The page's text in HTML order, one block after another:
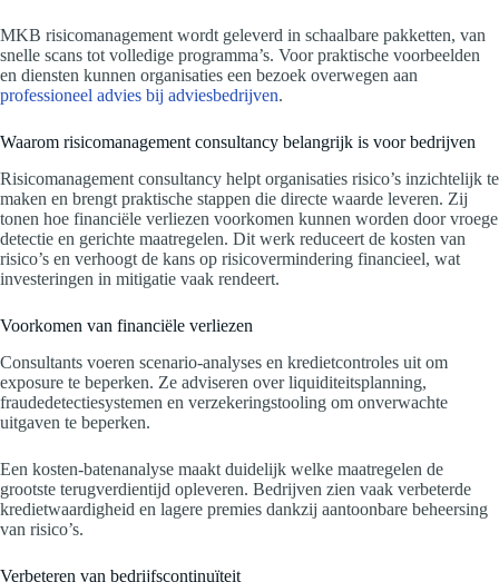
MKB risicomanagement wordt geleverd in schaalbare pakketten, van
snelle scans tot volledige programma’s. Voor praktische voorbeelden
en diensten kunnen organisaties een bezoek overwegen aan
professioneel advies bij adviesbedrijven.
Waarom risicomanagement consultancy belangrijk is voor bedrijven
Risicomanagement consultancy helpt organisaties risico’s inzichtelijk te
maken en brengt praktische stappen die directe waarde leveren. Zij
tonen hoe financiële verliezen voorkomen kunnen worden door vroege
detectie en gerichte maatregelen. Dit werk reduceert de kosten van
risico’s en verhoogt de kans op risicovermindering financieel, wat
investeringen in mitigatie vaak rendeert.
Voorkomen van financiële verliezen
Consultants voeren scenario-analyses en kredietcontroles uit om
exposure te beperken. Ze adviseren over liquiditeitsplanning,
fraudedetectiesystemen en verzekeringstooling om onverwachte
uitgaven te beperken.
Een kosten-batenanalyse maakt duidelijk welke maatregelen de
grootste terugverdientijd opleveren. Bedrijven zien vaak verbeterde
kredietwaardigheid en lagere premies dankzij aantoonbare beheersing
van risico’s.
Verbeteren van bedrijfscontinuïteit